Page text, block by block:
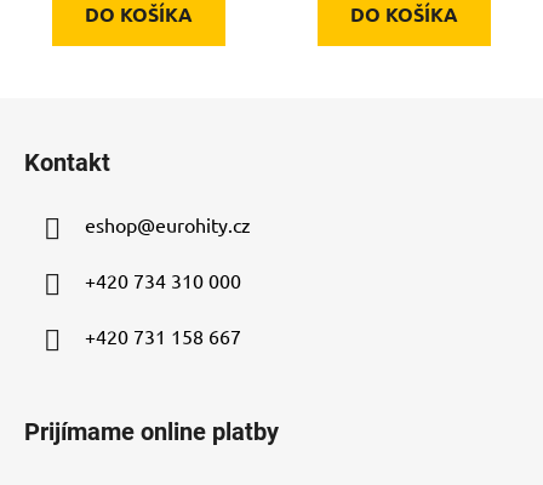
DO KOŠÍKA DO KOŠÍKA
Kontakt
eshop@eurohity.cz
+420 734 310 000
+420 731 158 667
Prijímame online platby